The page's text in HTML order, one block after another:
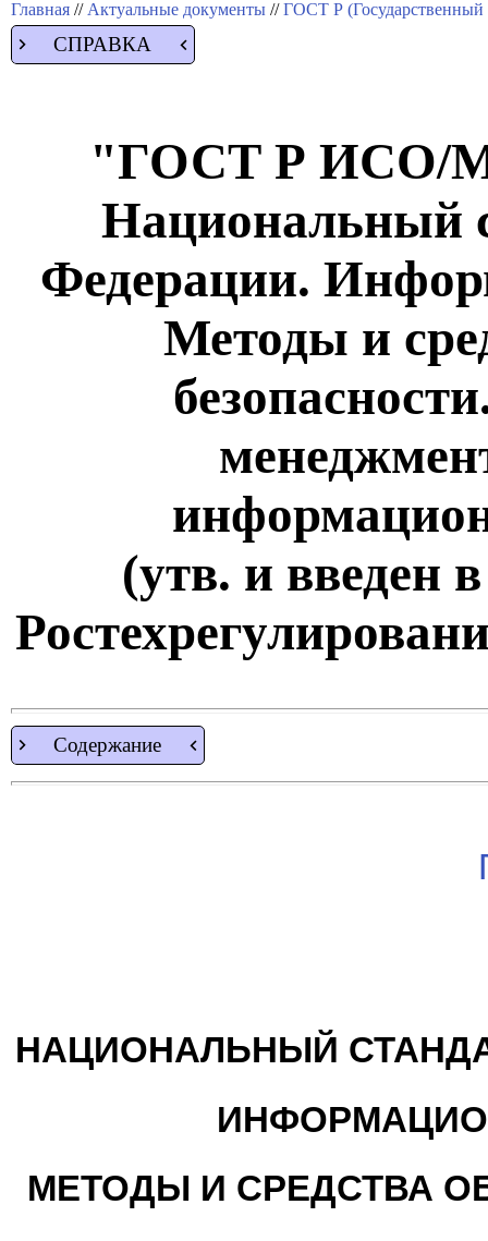
Главная // Актуальные документы //ГОСТ Р (Государственный
СПРАВКА
"ГОСТ Р ИСО/
Национальный
Федерации.
Методы и
(утв. и введен
Содержание
НАЦИОНАЛЬНЫЙ
МЕТОДЫ И СРЕДСТВА